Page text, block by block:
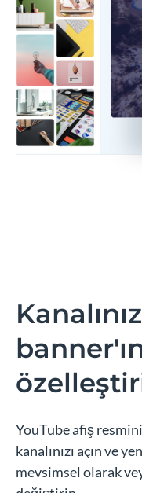
YouTube afiş
kanalınızı açın ve
mevsimsel olarak